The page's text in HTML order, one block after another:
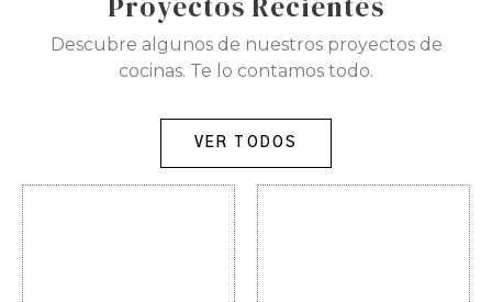
Descubre algunos de nuestros proyectos de
cocinas. Te lo contamos todo.
VER TODOS